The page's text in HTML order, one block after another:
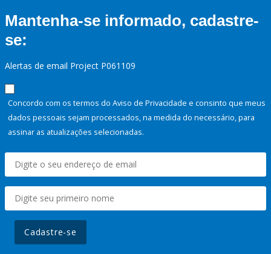
Mantenha-se informado, cadastre-
se:
Alertas de email Project P061109
Concordo com os termos do Aviso de Privacidade e consinto que meus
dados pessoais sejam processados, na medida do necessário, para
assinar as atualizações selecionadas.
Cadastre-se